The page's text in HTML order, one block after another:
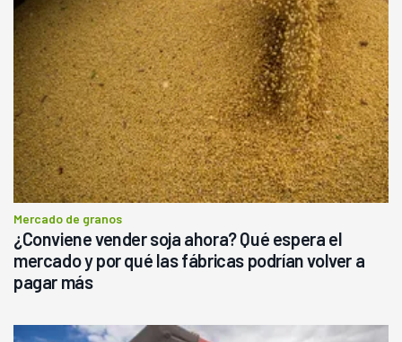
Mercado de granos
¿Conviene vender soja ahora? Qué espera el
mercado y por qué las fábricas podrían volver a
pagar más